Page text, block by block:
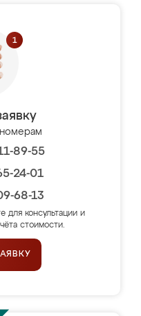
номерам
89-55
24-01
68-13
для консультации и
стоимости.